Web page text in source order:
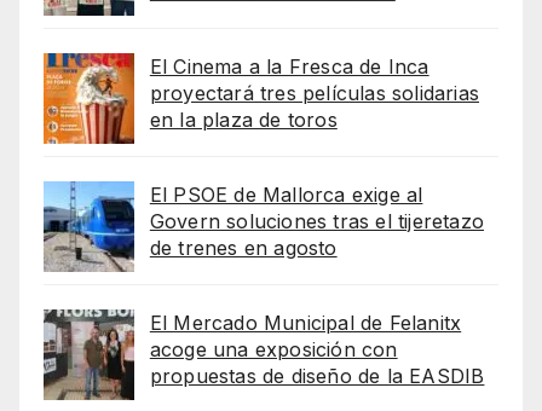
El Cinema a la Fresca de Inca
proyectará tres películas solidarias
en la plaza de toros
El PSOE de Mallorca exige al
Govern soluciones tras el tijeretazo
de trenes en agosto
El Mercado Municipal de Felanitx
acoge una exposición con
propuestas de diseño de la EASDIB